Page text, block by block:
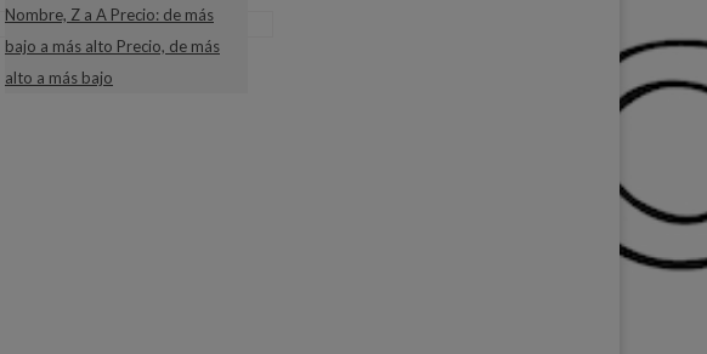
Nombre, Z a A Precio: de más
bajo a más alto Precio, de más
alto a más bajo